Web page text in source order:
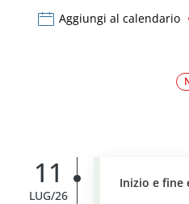
Aggiungi al calendario
11
LUG/26
Inizio e fine